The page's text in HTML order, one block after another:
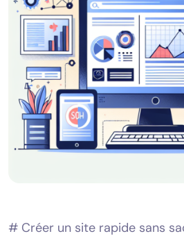
# Créer un site rapide sans